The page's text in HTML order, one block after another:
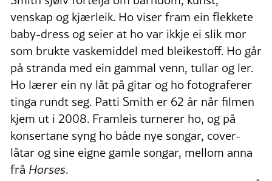
venskap og kjærleik. Ho viser fram ein flekkete
baby-dress og seier at ho var ikkje ei slik mor
som brukte vaskemiddel med bleikestoff. Ho går
på stranda med ein gammal venn, tullar og ler.
Ho lærer ein ny låt på gitar og ho fotograferer
tinga rundt seg. Patti Smith er 62 år når filmen
kjem ut i 2008. Framleis turnerer ho, og på
konsertane syng ho både nye songar, cover-
låtar og sine eigne gamle songar, mellom anna
frå Horses.